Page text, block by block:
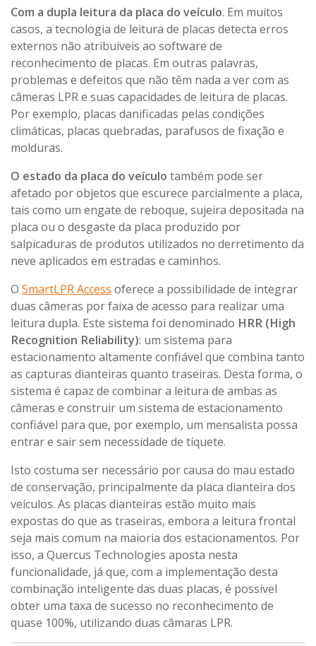
Com a dupla leitura da placa do veículo. Em muitos
casos, a tecnologia de leitura de placas detecta erros
externos não atribuíveis ao software de
reconhecimento de placas. Em outras palavras,
problemas e defeitos que não têm nada a ver com as
câmeras LPR e suas capacidades de leitura de placas.
Por exemplo, placas danificadas pelas condições
climáticas, placas quebradas, parafusos de fixação e
molduras.
O estado da placa do veículo também pode ser
afetado por objetos que escurece parcialmente a placa,
tais como um engate de reboque, sujeira depositada na
placa ou o desgaste da placa produzido por
salpicaduras de produtos utilizados no derretimento da
neve aplicados em estradas e caminhos.
O SmartLPR Access oferece a possibilidade de integrar
duas câmeras por faixa de acesso para realizar uma
leitura dupla. Este sistema foi denominado HRR (High
Recognition Reliability): um sistema para
estacionamento altamente confiável que combina tanto
as capturas dianteiras quanto traseiras. Desta forma, o
sistema é capaz de combinar a leitura de ambas as
câmeras e construir um sistema de estacionamento
confiável para que, por exemplo, um mensalista possa
entrar e sair sem necessidade de tíquete.
Isto costuma ser necessário por causa do mau estado
de conservação, principalmente da placa dianteira dos
veículos. As placas dianteiras estão muito mais
expostas do que as traseiras, embora a leitura frontal
seja mais comum na maioria dos estacionamentos. Por
isso, a Quercus Technologies aposta nesta
funcionalidade, já que, com a implementação desta
combinação inteligente das duas placas, é possível
obter uma taxa de sucesso no reconhecimento de
quase 100%, utilizando duas câmaras LPR.